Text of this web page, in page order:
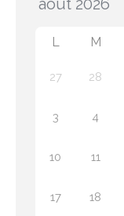
L M
27 28
3 4
10 11
17 18